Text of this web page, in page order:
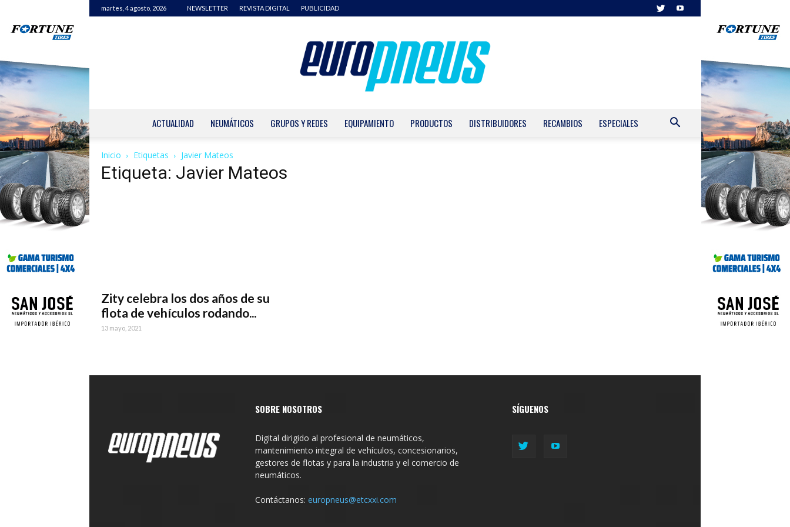
martes, 4 agosto, 2026 NEWSLETTER REVISTA DIGITAL PUBLICIDAD
ACTUALIDAD NEUMÁTICOS GRUPOS Y REDES EQUIPAMIENTO PRODUCTOS DISTRIBUIDORES RECAMBIOS ESPECIALES
Inicio Etiquetas Javier Mateos
Etiqueta: Javier Mateos
Zity celebra los dos años de su
flota de vehículos rodando...
13 mayo, 2021
SOBRE NOSOTROS
Digital dirigido al profesional de neumáticos,
mantenimiento integral de vehículos, concesionarios,
gestores de flotas y para la industria y el comercio de
neumáticos.
Contáctanos: europneus@etcxxi.com
SÍGUENOS